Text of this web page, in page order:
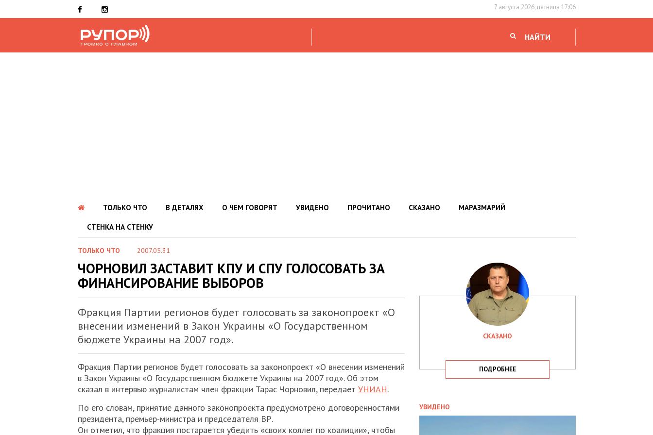
7 августа 2026, пятница 17:06
НАЙТИ
ТОЛЬКО ЧТО В ДЕТАЛЯХ О ЧЕМ ГОВОРЯТ УВИДЕНО ПРОЧИТАНО СКАЗАНО МАРАЗМАРИЙ
СТЕНКА НА СТЕНКУ
ТОЛЬКО ЧТО 2007.05.31
ЧОРНОВИЛ ЗАСТАВИТ КПУ И СПУ ГОЛОСОВАТЬ ЗА
ФИНАНСИРОВАНИЕ ВЫБОРОВ
Фракция Партии регионов будет голосовать за законопроект «О
внесении изменений в Закон Украины «О Государственном
бюджете Украины на 2007 год».
Фракция Партии регионов будет голосовать за законопроект «О внесении изменений
в Закон Украины «О Государственном бюджете Украины на 2007 год». Об этом
сказал в интервью журналистам член фракции Тарас Чорновил, передает УНИАН.
По его словам, принятие данного законопроекта предусмотрено договоренностями
президента, премьер-министра и председателя ВР.
Он отметил, что фракция постарается убедить «своих коллег по коалиции», чтобы
СКАЗАНО
ПОДРОБНЕЕ
УВИДЕНО
ЗАТРИМАЛА